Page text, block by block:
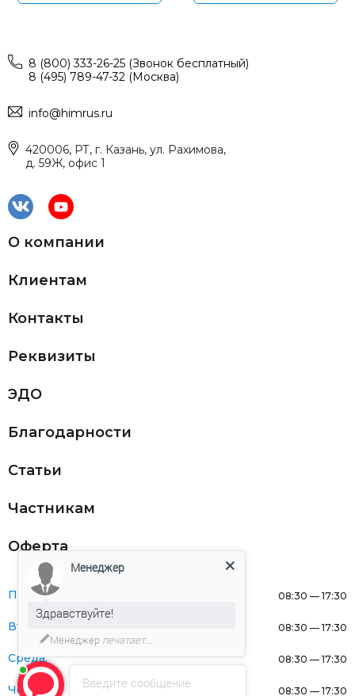
8 (800) 333-26-25 (Звонок бесплатный)
8 (495) 789-47-32 (Москва)
info@himrus.ru
420006, РТ, г. Казань, ул. Рахимова,
д. 59Ж, офис 1
О компании
Клиентам
Контакты
Реквизиты
ЭДО
Благодарности
Статьи
Частникам
Оферта
Понедельник: 08:30 — 17:30
Вторник: 08:30 — 17:30
Среда: 08:30 — 17:30
Четверг: 08:30 — 17:30
Введите сообщение
Менеджер
Здравствуйте!
Менеджер печатает...